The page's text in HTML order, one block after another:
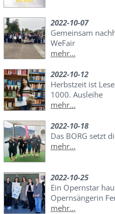
2022-10-07
Gemeinsam
WeFair
mehr...
2022-10-12
Herbstzeit ist
1000. Ausleihe
mehr...
2022-10-18
Das BORG setzt
mehr...
2022-10-25
Ein Opernstar
Opernsängerin
mehr...